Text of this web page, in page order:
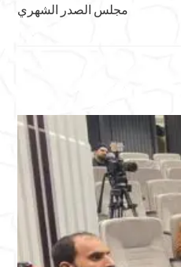
مجلس الصدر الشهري